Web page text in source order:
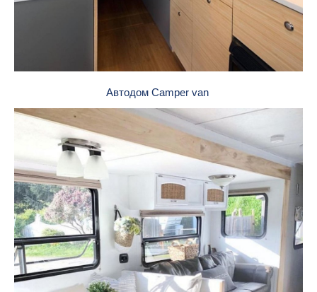
Автодом Camper van